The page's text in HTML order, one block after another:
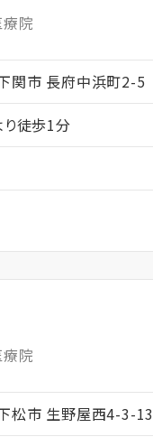
院
関市 長府中浜町2-5
り徒歩1分
院
松市 生野屋西4-3-13